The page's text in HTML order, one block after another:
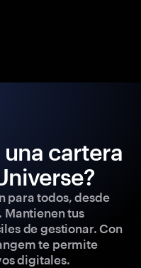
cartera
para todos, desde
tus
de gestionar. Con
te permite
digitales.